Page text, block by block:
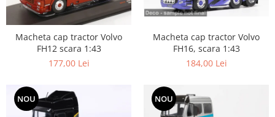
Macheta cap tractor Volvo
FH12 scara 1:43
177,00 Lei
Macheta cap tractor Volvo
FH16, scara 1:43
184,00 Lei
NOU NOU